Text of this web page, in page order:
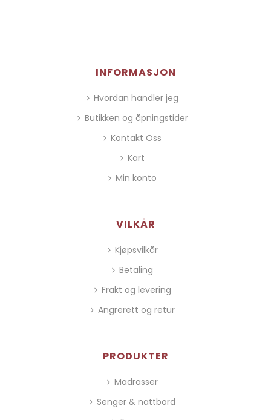
INFORMASJON
Hvordan handler jeg
Butikken og åpningstider
Kontakt Oss
Kart
Min konto
VILKÅR
Kjøpsvilkår
Betaling
Frakt og levering
Angrerett og retur
PRODUKTER
Madrasser
Senger & nattbord